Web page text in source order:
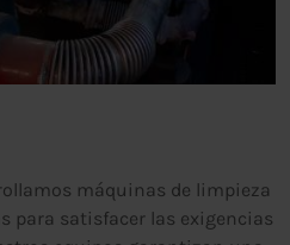
máquinas de limpieza
para satisfacer las exigencias